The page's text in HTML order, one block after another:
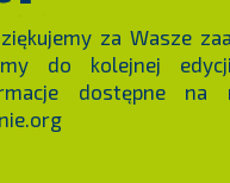
za Wasze
do kolejnej
dostępne na